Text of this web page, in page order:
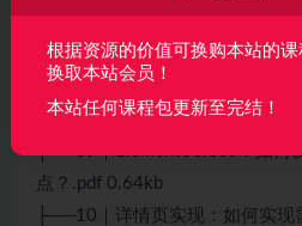
├──09｜ElementU&CSS：如何
点？.md 20.33kb
├──09｜ElementU&CSS：如何
点？.mp3 18.79M
点？.pdf 0.64kb
├──10｜详情页实现：如何实现
根据资源的价值可换购本站的课
换取本站会员！
本站任何课程包更新至完结！